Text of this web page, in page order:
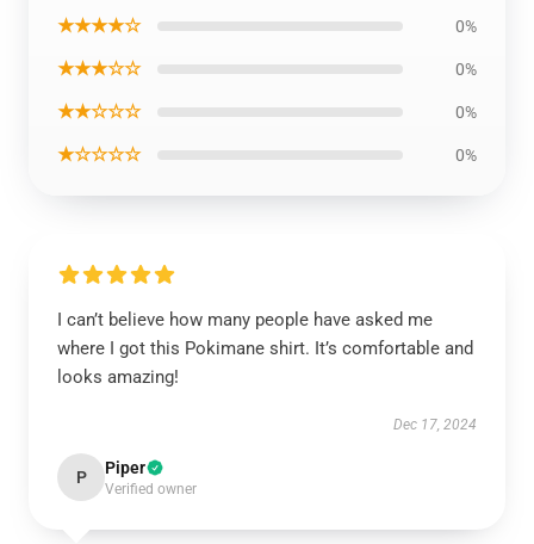
★★★★☆ 0%
★★★☆☆ 0%
★★☆☆☆ 0%
★☆☆☆☆ 0%
I can’t believe how many people have asked me
where I got this Pokimane shirt. It’s comfortable and
looks amazing!
Dec 17, 2024
P Piper
Verified owner